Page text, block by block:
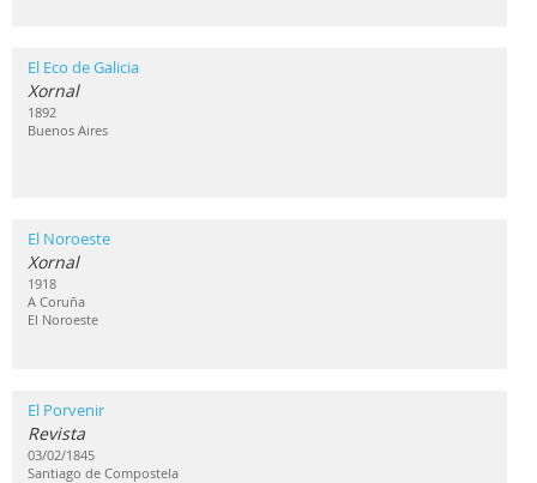
El Eco de Galicia
Xornal
1892
Buenos Aires
El Noroeste
Xornal
1918
A Coruña
El Noroeste
El Porvenir
Revista
03/02/1845
Santiago de Compostela